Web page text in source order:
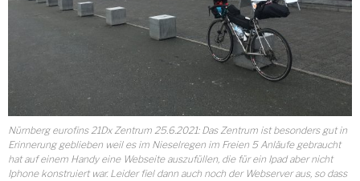
Nürnberg eurofins 21Dx Zentrum 25.6.2021: Das Zentrum ist besonders gut in
Erinnerung geblieben weil es im Nieselregen im Freien 5 Anläufe gebraucht
hat auf einem Handy eine Webseite auszufüllen, die für ein Ipad aber nicht
Iphone konstruiert war. Leider fiel dann auch noch der Webserver aus, so dass